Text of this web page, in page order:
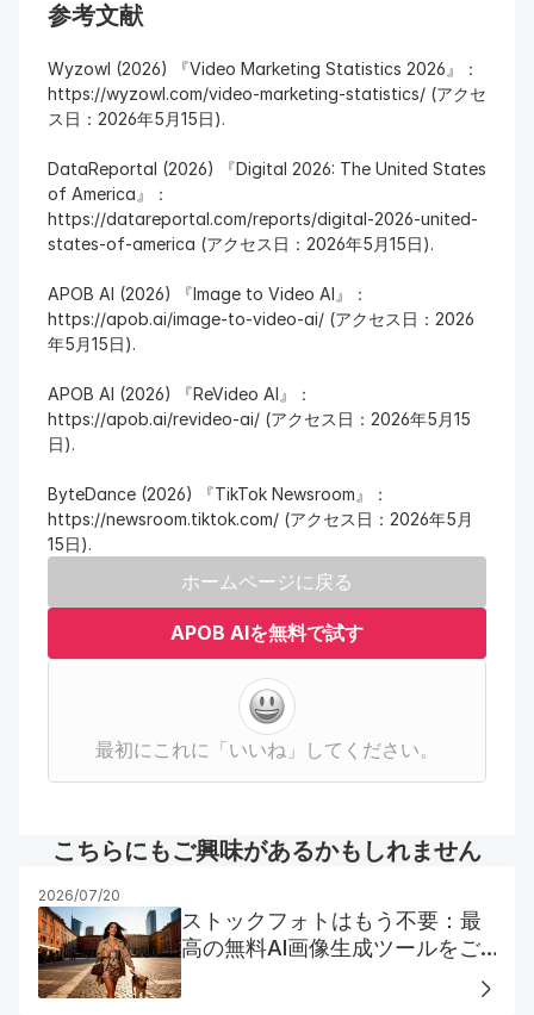
参考文献
Wyzowl (2026) 『Video Marketing Statistics 2026』：
https://wyzowl.com/video-marketing-statistics/ (アクセ
ス日：2026年5月15日).
DataReportal (2026) 『Digital 2026: The United States
of America』：
https://datareportal.com/reports/digital-2026-united-
states-of-america (アクセス日：2026年5月15日).
APOB AI (2026) 『Image to Video AI』：
https://apob.ai/image-to-video-ai/ (アクセス日：2026
年5月15日).
APOB AI (2026) 『ReVideo AI』：
https://apob.ai/revideo-ai/ (アクセス日：2026年5月15
日).
ByteDance (2026) 『TikTok Newsroom』：
https://newsroom.tiktok.com/ (アクセス日：2026年5月
15日).
ホームページに戻る
APOB AIを無料で試す
最初にこれに「いいね」してください。
こちらにもご興味があるかもしれません
2026/07/20
ストックフォトはもう不要：最
高の無料AI画像生成ツールをご